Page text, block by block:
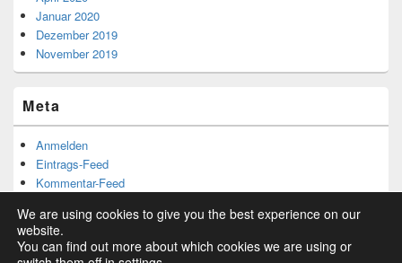
Januar 2020
Dezember 2019
November 2019
Meta
Anmelden
Eintrags-Feed
Kommentar-Feed
We are using cookies to give you the best experience on our
website.
You can find out more about which cookies we are using or